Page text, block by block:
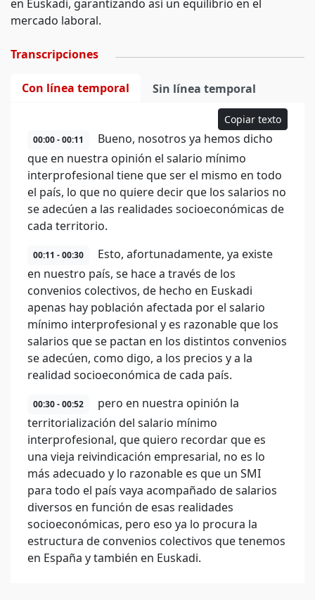
en Euskadi, garantizando así un equilibrio en el
mercado laboral.
Transcripciones
Con línea temporal Sin línea temporal
Copiar texto
00:00 - 00:11
Bueno, nosotros ya hemos dicho
que en nuestra opinión el salario mínimo
interprofesional tiene que ser el mismo en todo
el país, lo que no quiere decir que los salarios no
se adecúen a las realidades socioeconómicas de
cada territorio.
00:11 - 00:30
Esto, afortunadamente, ya existe
en nuestro país, se hace a través de los
convenios colectivos, de hecho en Euskadi
apenas hay población afectada por el salario
mínimo interprofesional y es razonable que los
salarios que se pactan en los distintos convenios
se adecúen, como digo, a los precios y a la
realidad socioeconómica de cada país.
00:30 - 00:52
pero en nuestra opinión la
territorialización del salario mínimo
interprofesional, que quiero recordar que es
una vieja reivindicación empresarial, no es lo
más adecuado y lo razonable es que un SMI
para todo el país vaya acompañado de salarios
diversos en función de esas realidades
socioeconómicas, pero eso ya lo procura la
estructura de convenios colectivos que tenemos
en España y también en Euskadi.